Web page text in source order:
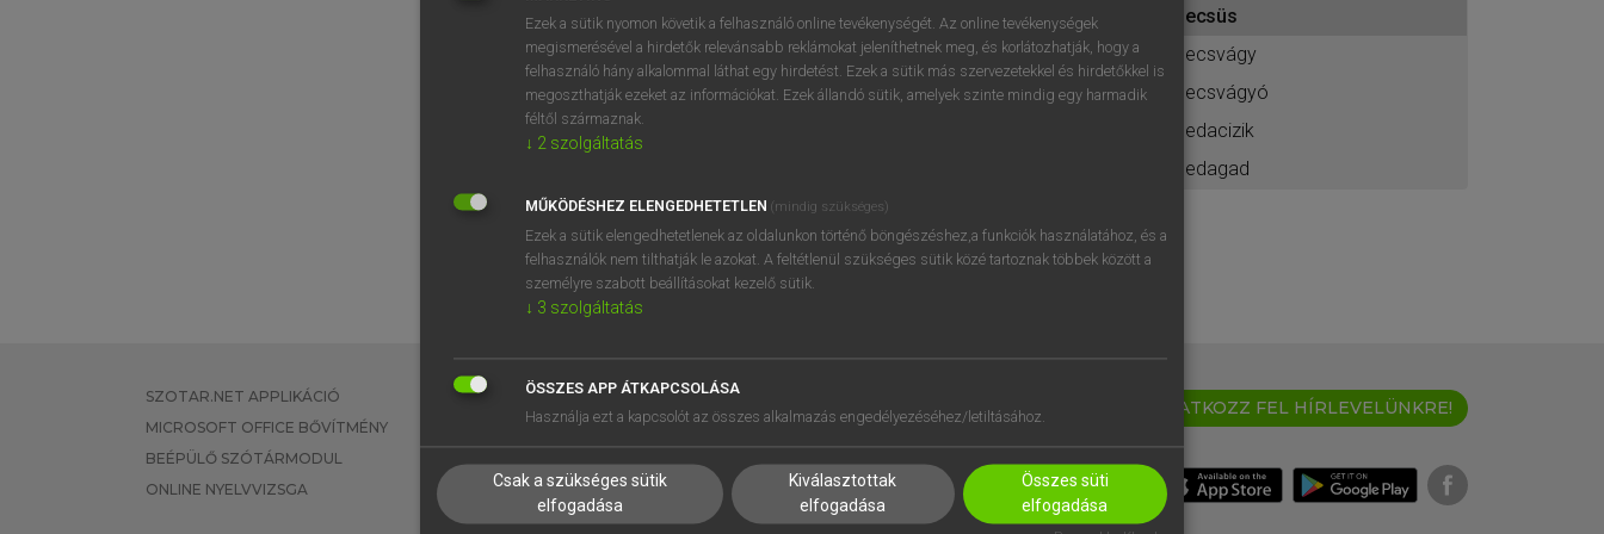
BELÉPÉS
próbaverziójának elindításához
regisztrálok ésbelépek.
REGISZTRÁCIÓ
becsüs
becsvágy
becsvágyó
bedacizik
bedagad
SZOTAR.NET APPLIKÁCIÓ
MICROSOFT OFFICE BŐVÍTMÉNY
BEÉPÜLŐ SZÓTÁRMODUL
ONLINE NYELVVIZSGA
EGYÉNI FELHASZNÁLÓKNAK
TANULÓKNAK
VÁLLALATI MEGOLDÁSOK
SÚGÓ
RÓLUNK
SÜTI BEÁLLÍTÁSOK
IRATKOZZ FEL HÍRLEVELÜNKRE!
Ezek a sütik nyomon követik a felhasználó online tevékenységét. Az online tevékenységek
megismerésével a hirdetők relevánsabb reklámokat jeleníthetnek meg, és korlátozhatják, hogy a
felhasználó hány alkalommal láthat egy hirdetést. Ezek a sütik más szervezetekkel és hirdetőkkel is
megoszthatják ezeket az információkat. Ezek állandó sütik, amelyek szinte mindig egy harmadik
féltől származnak.
↓ 2 szolgáltatás
MŰKÖDÉSHEZ ELENGEDHETETLEN (mindig szükséges)
Ezek a sütik elengedhetetlenek az oldalunkon történő böngészéshez,a funkciók használatához, és a
felhasználók nem tilthatják le azokat. A feltétlenül szükséges sütik közé tartoznak többek között a
személyre szabott beállításokat kezelő sütik.
↓ 3 szolgáltatás
ÖSSZES APP ÁTKAPCSOLÁSA
Használja ezt a kapcsolót az összes alkalmazás engedélyezéséhez/letiltásához.
Csak a szükséges sütik
elfogadása
Kiválasztottak
elfogadása
Összes süti
elfogadása